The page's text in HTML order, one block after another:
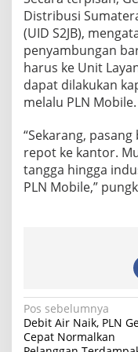
Distribusi
(UID S2JB),
penyambungan
harus ke Unit
dapat dilakukan
melalu PLN Mobile.
“Sekarang,
repot ke kantor.
tangga hingga
PLN Mobile,”
N
a
Pos sebelumnya
Debit Air Naik, PLN
Cepat Normalkan